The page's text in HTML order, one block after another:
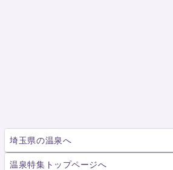
埼玉県の温泉へ
温泉特集トップページへ